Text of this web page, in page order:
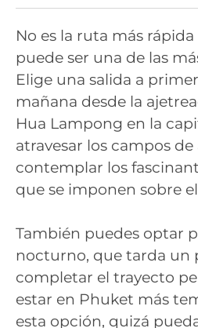
No es la ruta más
puede ser una de las
Elige una salida a
mañana desde la
Hua Lampong en la
atravesar los campos de
contemplar los
que se imponen sobre
También puedes optar
nocturno, que tarda un
completar el trayecto
estar en Phuket más
esta opción, quizá